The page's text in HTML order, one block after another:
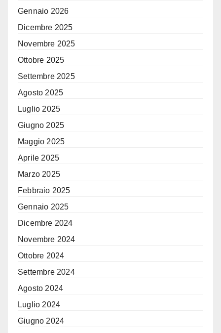
Gennaio 2026
Dicembre 2025
Novembre 2025
Ottobre 2025
Settembre 2025
Agosto 2025
Luglio 2025
Giugno 2025
Maggio 2025
Aprile 2025
Marzo 2025
Febbraio 2025
Gennaio 2025
Dicembre 2024
Novembre 2024
Ottobre 2024
Settembre 2024
Agosto 2024
Luglio 2024
Giugno 2024